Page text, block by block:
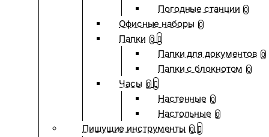
Погодные станции 0
Офисные наборы 0
Папки 0
Папки для документов 0
Папки с блокнотом 0
Часы 0
Настенные 0
Настольные 0
Пишущие инструменты 0